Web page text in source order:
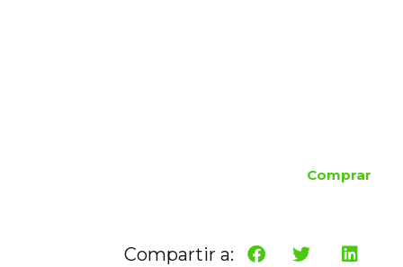
Comprar
Compartir a: